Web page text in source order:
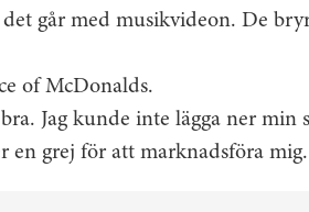
går med musikvideon. De
of McDonalds.
Jag kunde inte lägga ner min
en grej för att marknadsföra mig.